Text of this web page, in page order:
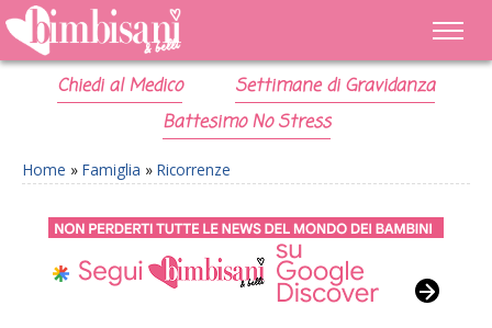
Chiedi al Medico
Settimane di Gravidanza
Battesimo No Stress
Home » Famiglia » Ricorrenze